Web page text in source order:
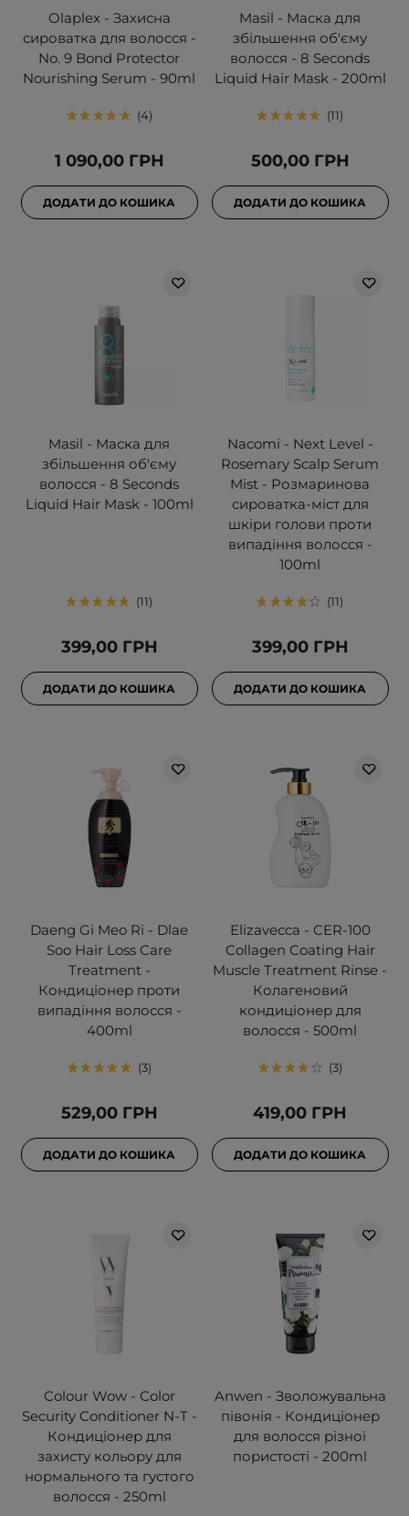
Olaplex - Захисна
сироватка для волосся -
No. 9 Bond Protector
Nourishing Serum - 90ml
4
1 090,00 ГРН
ДОДАТИ ДО КОШИКА
Masil - Маска для
збільшення об'єму
волосся - 8 Seconds
Liquid Hair Mask - 200ml
11
500,00 ГРН
ДОДАТИ ДО КОШИКА
Masil - Маска для
збільшення об'єму
волосся - 8 Seconds
Liquid Hair Mask - 100ml
11
399,00 ГРН
ДОДАТИ ДО КОШИКА
Nacomi - Next Level -
Rosemary Scalp Serum
Mist - Розмаринова
сироватка-міст для
шкіри голови проти
випадіння волосся -
100ml
11
399,00 ГРН
ДОДАТИ ДО КОШИКА
Daeng Gi Meo Ri - Dlae
Soo Hair Loss Care
Treatment -
Кондиціонер проти
випадіння волосся -
400ml
3
529,00 ГРН
ДОДАТИ ДО КОШИКА
Elizavecca - CER-100
Collagen Coating Hair
Muscle Treatment Rinse -
Колагеновий
кондиціонер для
волосся - 500ml
3
419,00 ГРН
ДОДАТИ ДО КОШИКА
Colour Wow - Color
Security Conditioner N-T -
Кондиціонер для
захисту кольору для
нормального та густого
волосся - 250ml
Anwen - Зволожувальна
півонія - Кондиціонер
для волосся різної
пористості - 200ml